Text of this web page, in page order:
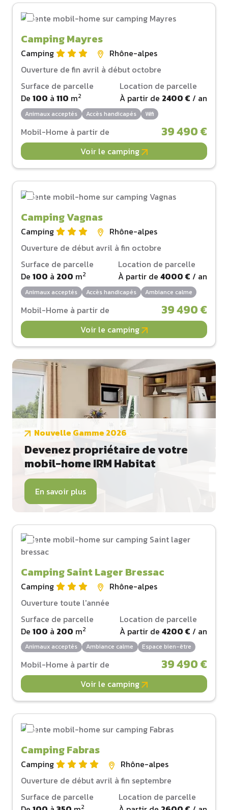
Camping Mayres
Camping
Rhône-alpes
Ouverture de fin avril à début octobre
Surface de parcelle
De 100 à 110 m2
Location de parcelle
À partir de 2400 € / an
Animaux acceptés Accès handicapés Wifi
Mobil-Home à partir de 39 490 €
Voir le camping
Camping Vagnas
Camping
Rhône-alpes
Ouverture de début avril à fin octobre
Surface de parcelle
De 100 à 200 m2
Location de parcelle
À partir de 4000 € / an
Animaux acceptés Accès handicapés Ambiance calme
Mobil-Home à partir de 39 490 €
Voir le camping
Nouvelle Gamme 2026
Devenez propriétaire de votre
mobil-home IRM Habitat
En savoir plus
Camping Saint Lager Bressac
Camping
Rhône-alpes
Ouverture toute l'année
Surface de parcelle
De 100 à 200 m2
Location de parcelle
À partir de 4200 € / an
Animaux acceptés Ambiance calme Espace bien-être
Mobil-Home à partir de 39 490 €
Voir le camping
Camping Fabras
Camping
Rhône-alpes
Ouverture de début avril à fin septembre
Surface de parcelle
2
Location de parcelle